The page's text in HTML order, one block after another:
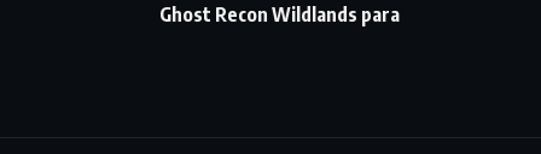
Ghost Recon Wildlands para